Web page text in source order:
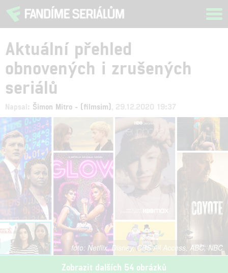
Aktuální přehled
obnovených i zrušených
seriálů
Napsal: Šimon Mitro - (filmsim) , 29.12.2020 19:37
Netflix, Disney, CBS All Access, ABC, NBC
Zobrazit dalších 54 obrázků